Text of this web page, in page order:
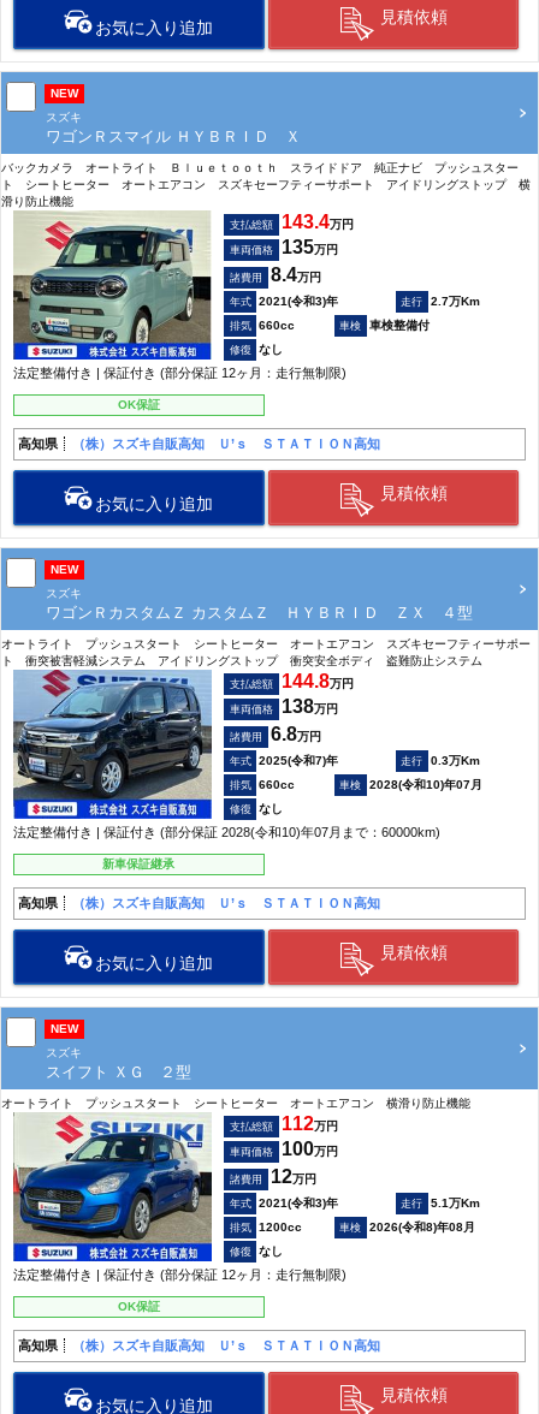
お気に入り追加
見積依頼
NEW
スズキ
ワゴンＲスマイル ＨＹＢＲＩＤ Ｘ
バックカメラ オートライト Ｂｌｕｅｔｏｏｔｈ スライドドア 純正ナビ プッシュスター
ト シートヒーター オートエアコン スズキセーフティーサポート アイドリングストップ 横
滑り防止機能
支払総額 143.4万円
車両価格 135万円
諸費用 8.4万円
2021(令和3)年
2.7万Km
660cc
車検整備付
なし
法定整備付き | 保証付き (部分保証 12ヶ月：走行無制限)
OK保証
高知県 （株）スズキ自販高知 Ｕ’ｓ ＳＴＡＴＩＯＮ高知
お気に入り追加
見積依頼
NEW
スズキ
ワゴンＲカスタムＺ カスタムＺ ＨＹＢＲＩＤ ＺＸ ４型
オートライト プッシュスタート シートヒーター オートエアコン スズキセーフティーサポー
ト 衝突被害軽減システム アイドリングストップ 衝突安全ボディ 盗難防止システム
支払総額 144.8万円
車両価格 138万円
諸費用 6.8万円
2025(令和7)年
0.3万Km
660cc
2028(令和10)年07月
なし
法定整備付き | 保証付き (部分保証 2028(令和10)年07月まで：60000km)
新車保証継承
高知県 （株）スズキ自販高知 Ｕ’ｓ ＳＴＡＴＩＯＮ高知
お気に入り追加
見積依頼
NEW
スズキ
スイフト ＸＧ ２型
オートライト プッシュスタート シートヒーター オートエアコン 横滑り防止機能
支払総額 112万円
車両価格 100万円
諸費用 12万円
2021(令和3)年
5.1万Km
1200cc
2026(令和8)年08月
なし
法定整備付き | 保証付き (部分保証 12ヶ月：走行無制限)
OK保証
高知県 （株）スズキ自販高知 Ｕ’ｓ ＳＴＡＴＩＯＮ高知
お気に入り追加
見積依頼